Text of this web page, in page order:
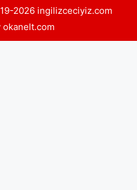
2026 ingilizceciyiz.com